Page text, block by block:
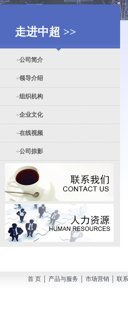
走进中超 >>
公司简介
领导介绍
组织机构
企业文化
在线视频
公司掠影
首 页 │ 产品与服务 │ 市场营销 │ 联